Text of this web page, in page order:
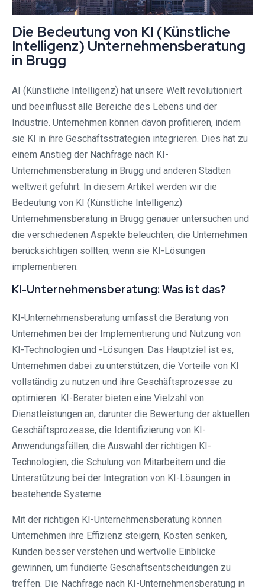
Die Bedeutung von KI (Künstliche
Intelligenz) Unternehmensberatung
in Brugg
AI (Künstliche Intelligenz) hat unsere Welt revolutioniert
und beeinflusst alle Bereiche des Lebens und der
Industrie. Unternehmen können davon profitieren, indem
sie KI in ihre Geschäftsstrategien integrieren. Dies hat zu
einem Anstieg der Nachfrage nach KI-
Unternehmensberatung in Brugg und anderen Städten
weltweit geführt. In diesem Artikel werden wir die
Bedeutung von KI (Künstliche Intelligenz)
Unternehmensberatung in Brugg genauer untersuchen und
die verschiedenen Aspekte beleuchten, die Unternehmen
berücksichtigen sollten, wenn sie KI-Lösungen
implementieren.
KI-Unternehmensberatung: Was ist das?
KI-Unternehmensberatung umfasst die Beratung von
Unternehmen bei der Implementierung und Nutzung von
KI-Technologien und -Lösungen. Das Hauptziel ist es,
Unternehmen dabei zu unterstützen, die Vorteile von KI
vollständig zu nutzen und ihre Geschäftsprozesse zu
optimieren. KI-Berater bieten eine Vielzahl von
Dienstleistungen an, darunter die Bewertung der aktuellen
Geschäftsprozesse, die Identifizierung von KI-
Anwendungsfällen, die Auswahl der richtigen KI-
Technologien, die Schulung von Mitarbeitern und die
Unterstützung bei der Integration von KI-Lösungen in
bestehende Systeme.
Mit der richtigen KI-Unternehmensberatung können
Unternehmen ihre Effizienz steigern, Kosten senken,
Kunden besser verstehen und wertvolle Einblicke
gewinnen, um fundierte Geschäftsentscheidungen zu
treffen. Die Nachfrage nach KI-Unternehmensberatung in